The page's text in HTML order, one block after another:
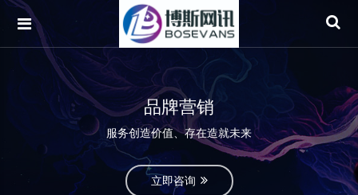
品牌营销
服务创造价值、存在造就未来
立即咨询